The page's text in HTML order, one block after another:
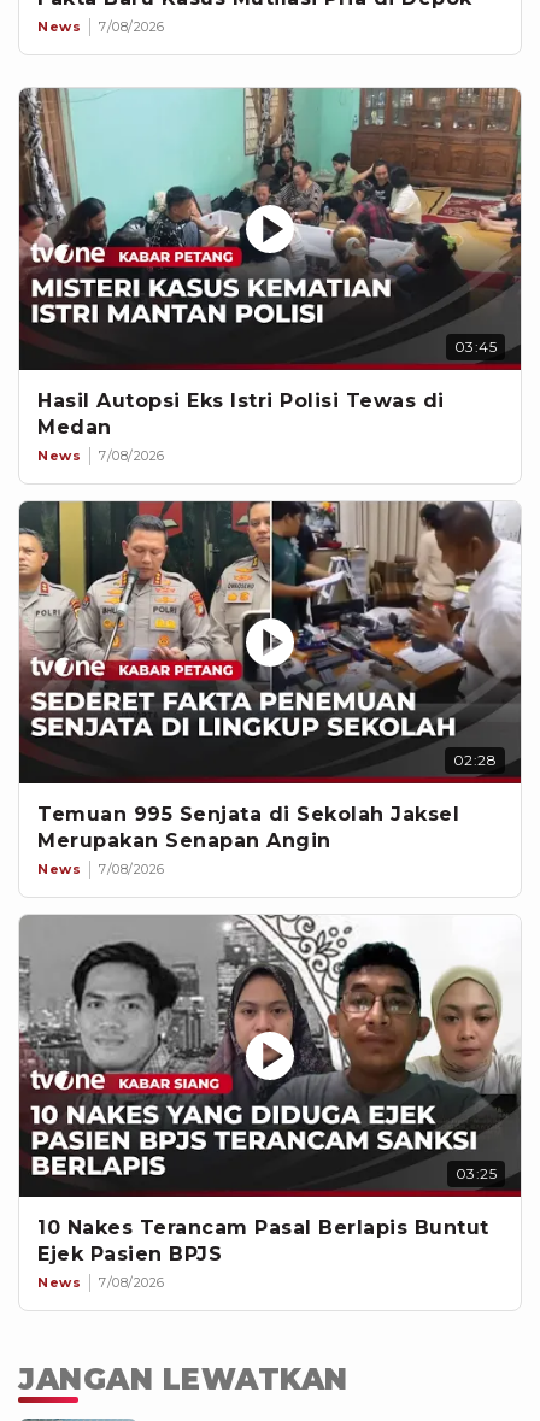
News 7/08/2026
03:45
Hasil Autopsi Eks Istri Polisi Tewas di
Medan
News 7/08/2026
02:28
Temuan 995 Senjata di Sekolah Jaksel
Merupakan Senapan Angin
News 7/08/2026
03:25
10 Nakes Terancam Pasal Berlapis Buntut
Ejek Pasien BPJS
News 7/08/2026
JANGAN LEWATKAN